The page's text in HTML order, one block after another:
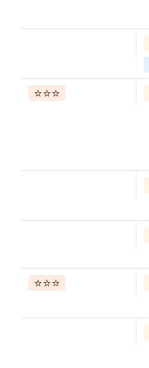
⭐️⭐️⭐️
⭐️⭐️⭐️